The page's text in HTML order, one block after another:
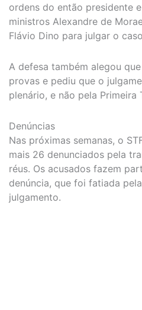
ordens do então presidente
ministros Alexandre de
Flávio Dino para julgar o
A defesa também alegou
provas e pediu que o
plenário, e não pela Primeira
Denúncias
Nas próximas semanas, o
mais 26 denunciados pela
réus. Os acusados fazem
denúncia, que foi fatiada
julgamento.